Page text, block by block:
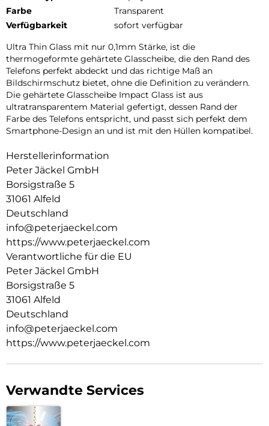
Farbe
Transparent
Verfügbarkeit
sofort verfügbar
Ultra Thin Glass mit nur 0,1mm Stärke, ist die
thermogeformte gehärtete Glasscheibe, die den Rand des
Telefons perfekt abdeckt und das richtige Maß an
Bildschirmschutz bietet, ohne die Definition zu verändern.
Die gehärtete Glasscheibe Impact Glass ist aus
ultratransparentem Material gefertigt, dessen Rand der
Farbe des Telefons entspricht, und passt sich perfekt dem
Smartphone-Design an und ist mit den Hüllen kompatibel.
Herstellerinformation
Peter Jäckel GmbH
Borsigstraße 5
31061 Alfeld
Deutschland
info@peterjaeckel.com
https://www.peterjaeckel.com
Verantwortliche für die EU
Peter Jäckel GmbH
Borsigstraße 5
31061 Alfeld
Deutschland
info@peterjaeckel.com
https://www.peterjaeckel.com
Verwandte Services